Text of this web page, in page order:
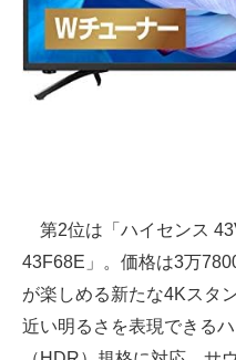
第2位は「ハイセンス
43F68E」。価格は3万
が楽しめる新たな4Kスタ
近い明るさを表現できる